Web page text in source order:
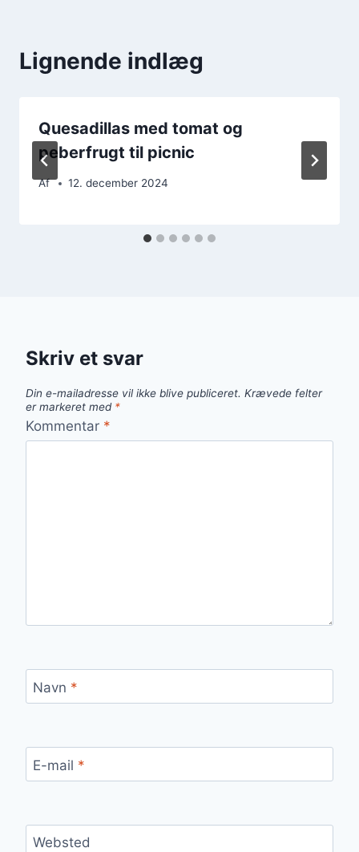
Lignende indlæg
Quesadillas med tomat og
peberfrugt til picnic
Af 12. december 2024
Skriv et svar
Din e-mailadresse vil ikke blive publiceret. Krævede felter
er markeret med *
Kommentar *
Navn *
E-mail *
Websted